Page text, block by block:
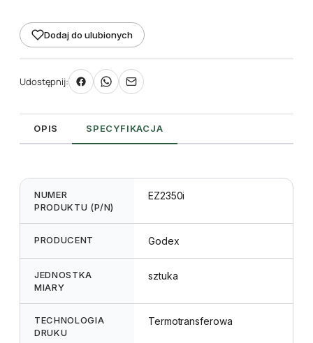
EZ2350i
4"
Dodaj do ulubionych
Udostępnij:
OPIS SPECYFIKACJA
NUMER
PRODUKTU (P/N)
EZ2350i
PRODUCENT Godex
JEDNOSTKA
MIARY
sztuka
TECHNOLOGIA
DRUKU
Termotransferowa